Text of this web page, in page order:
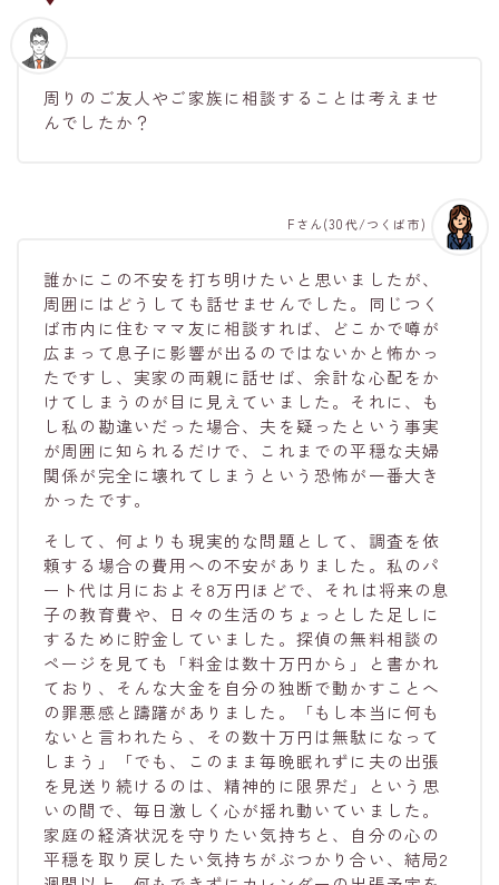
周りのご友人やご家族に相談することは考えませ
んでしたか？
誰かにこの不安を打ち明けたいと思いましたが、
周囲にはどうしても話せませんでした。同じつく
ば市内に住むママ友に相談すれば、どこかで噂が
広まって息子に影響が出るのではないかと怖かっ
たですし、実家の両親に話せば、余計な心配をか
けてしまうのが目に見えていました。それに、も
し私の勘違いだった場合、夫を疑ったという事実
が周囲に知られるだけで、これまでの平穏な夫婦
関係が完全に壊れてしまうという恐怖が一番大き
かったです。
そして、何よりも現実的な問題として、調査を依
頼する場合の費用への不安がありました。私のパ
ート代は月におよそ8万円ほどで、それは将来の息
子の教育費や、日々の生活のちょっとした足しに
するために貯金していました。探偵の無料相談の
ページを見ても「料金は数十万円から」と書かれ
ており、そんな大金を自分の独断で動かすことへ
の罪悪感と躊躇がありました。「もし本当に何も
ないと言われたら、その数十万円は無駄になって
しまう」「でも、このまま毎晩眠れずに夫の出張
を見送り続けるのは、精神的に限界だ」という思
いの間で、毎日激しく心が揺れ動いていました。
家庭の経済状況を守りたい気持ちと、自分の心の
平穏を取り戻したい気持ちがぶつかり合い、結局2
Fさん(30代/つくば市)